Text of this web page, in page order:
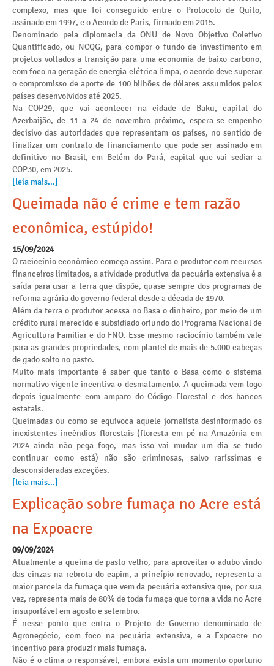
complexo, mas que foi conseguido entre o Protocolo de Quito,
assinado em 1997, e o Acordo de Paris, firmado em 2015.
Denominado pela diplomacia da ONU de Novo Objetivo Coletivo
Quantificado, ou NCQG, para compor o fundo de investimento em
projetos voltados a transição para uma economia de baixo carbono,
com foco na geração de energia elétrica limpa, o acordo deve superar
o compromisso de aporte de 100 bilhões de dólares assumidos pelos
países desenvolvidos até 2025.
Na COP29, que vai acontecer na cidade de Baku, capital do
Azerbaijão, de 11 a 24 de novembro próximo, espera-se empenho
decisivo das autoridades que representam os países, no sentido de
finalizar um contrato de financiamento que pode ser assinado em
definitivo no Brasil, em Belém do Pará, capital que vai sediar a
COP30, em 2025.
[leia mais...]
Queimada não é crime e tem razão
econômica, estúpido!
15/09/2024
O raciocínio econômico começa assim. Para o produtor com recursos
financeiros limitados, a atividade produtiva da pecuária extensiva é a
saída para usar a terra que dispõe, quase sempre dos programas de
reforma agrária do governo federal desde a década de 1970.
Além da terra o produtor acessa no Basa o dinheiro, por meio de um
crédito rural merecido e subsidiado oriundo do Programa Nacional de
Agricultura Familiar e do FNO. Esse mesmo raciocínio também vale
para as grandes propriedades, com plantel de mais de 5.000 cabeças
de gado solto no pasto.
Muito mais importante é saber que tanto o Basa como o sistema
normativo vigente incentiva o desmatamento. A queimada vem logo
depois igualmente com amparo do Código Florestal e dos bancos
estatais.
Queimadas ou como se equivoca aquele jornalista desinformado os
inexistentes incêndios florestais (floresta em pé na Amazônia em
2024 ainda não pega fogo, mas isso vai mudar um dia se tudo
continuar como está) não são criminosas, salvo raríssimas e
desconsideradas exceções.
[leia mais...]
Explicação sobre fumaça no Acre está
na Expoacre
09/09/2024
Atualmente a queima de pasto velho, para aproveitar o adubo vindo
das cinzas na rebrota do capim, a princípio renovado, representa a
maior parcela da fumaça que vem da pecuária extensiva que, por sua
vez, representa mais de 80% de toda fumaça que torna a vida no Acre
insuportável em agosto e setembro.
É nesse ponto que entra o Projeto de Governo denominado de
Agronegócio, com foco na pecuária extensiva, e a Expoacre no
incentivo para produzir mais fumaça.
Não é o clima o responsável, embora exista um momento oportuno